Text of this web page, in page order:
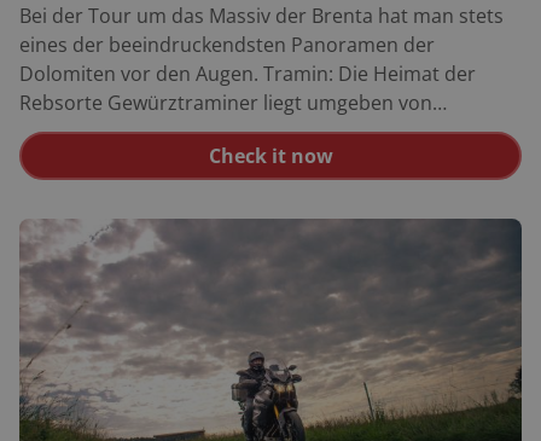
Bei der Tour um das Massiv der Brenta hat man stets
eines der beeindruckendsten Panoramen der
Dolomiten vor den Augen. Tramin: Die Heimat der
Rebsorte Gewürztraminer liegt umgeben von
Obstwiesen und Weinbergen im Etschtal beim Kalterer
See. Südtiroler Weinstraße: Die 60 Kilometer lange
Route verläuft von Meran nach Süden bis Margreid
und ist fahrerisch als auch optisch ein Erlebnis.
Molveno: Reizendes Alpenstädtchen in romantischer
Lage am Molvenosee. Im Ort und am Seeufer gibt es
schöne Restaurants für die Pause. Mendelpass: Der
1.363 Meter hohe Pass empfängt uns mit knackigen
Kurven und tollen Ausblicken hinab ins Etschtal.
Madonna di Campiglio: Mondäner Wintersportort, im
Sommer geht es dort gemächlich zu.
Check it now